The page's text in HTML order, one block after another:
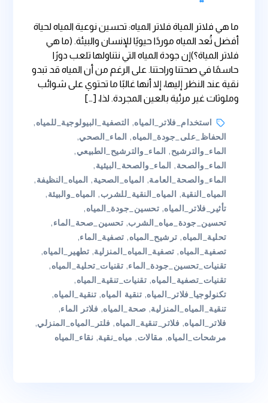
ما هي فلاتر المياة فلاتر المياه: تحسين نوعية المياه لحياة
أفضل تُعد المياه موردًا حيويًا للإنسان والبيئة. (ما هي
فلاتر المياة؟)إن جودة المياه التي نتناولها تلعب دورًا
حاسمًا في صحتنا وراحتنا. على الرغم من أن المياه قد تبدو
نقية عند النظر إليها، إلا أنها غالبًا ما تحتوي على شوائب
وملوثات غير مرئية بالعين المجردة. لذا، […]
Tagsاستخدام_فلاتر_المياه, التصفية_البيولوجية_للمياه,
الحفاظ_على_جودة_المياه, الماء_الصحي,
الماء_والترشيح, الماء_والترشيح_الطبيعي,
الماء_والصحة, الماء_والصحة_البيئية,
الماء_والصحة_العامة, المياه_الصحية, المياه_النظيفة,
المياه_النقية, المياه_النقية_للشرب, المياه_والبيئة,
تأثير_فلاتر_المياه, تحسين_جودة_المياه,
تحسين_جودة_مياه_الشرب, تحسين_صحة_الماء,
تحلية_المياه, ترشيح_المياه, تصفية_الماء,
تصفية_المياه, تصفية_المياه_المنزلية, تطهير_المياه,
تقنيات_تحسين_جودة_الماء, تقنيات_تحلية_المياه,
تقنيات_تصفية_المياه, تقنيات_تنقية_المياه,
تكنولوجيا_فلاتر_المياه, تنقية المياه, تنقية_المياه,
تنقية_المياه_المنزلية, صحة_المياه, فلاتر الماء,
فلاتر_المياه, فلاتر_تنقية_المياه, فلتر_المياه_المنزلي,
مرشحات_المياه, مقالات, مياه_نقية, نقاء_المياه